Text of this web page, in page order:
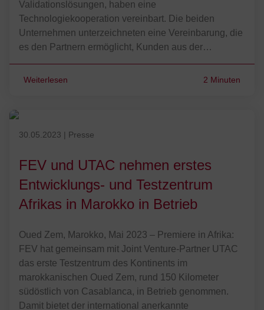
Validationslösungen, haben eine
Technologiekooperation vereinbart. Die beiden
Unternehmen unterzeichneten eine Vereinbarung, die
es den Partnern ermöglicht, Kunden aus der…
Weiterlesen 2 Minuten
Quelle/ Source UTAC
Veröffentlicht am 30.05.2023
30.05.2023 | Presse
FEV und UTAC nehmen erstes
Entwicklungs- und Testzentrum
Afrikas in Marokko in Betrieb
Oued Zem, Marokko, Mai 2023 – Premiere in Afrika:
FEV hat gemeinsam mit Joint Venture-Partner UTAC
das erste Testzentrum des Kontinents im
marokkanischen Oued Zem, rund 150 Kilometer
südöstlich von Casablanca, in Betrieb genommen.
Damit bietet der international anerkannte